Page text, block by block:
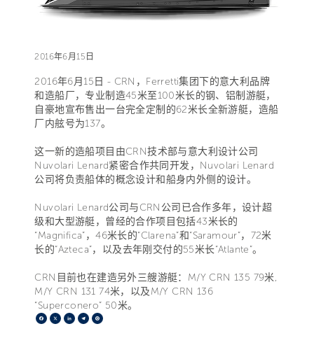
2016年6月15日
2016年6月15日 - CRN，Ferretti集团下的意大利品牌
和造船厂，专业制造45米至100米长的钢、铝制游艇，
自豪地宣布售出一台完全定制的62米长全新游艇，造船
厂内舷号为137。
这一新的造船项目由CRN技术部与意大利设计公司
Nuvolari Lenard紧密合作共同开发，Nuvolari Lenard
公司将负责船体的概念设计和船身内外侧的设计。
Nuvolari Lenard公司与CRN公司已合作多年，设计超
级和大型游艇，曾经的合作项目包括43米长的
“Magnifica”，46米长的“Clarena”和“Saramour”，72米
长的“Azteca”，以及去年刚交付的55米长“Atlante”。
CRN目前也在建造另外三艘游艇：M/Y CRN 135 79米,
M/Y CRN 131 74米，以及M/Y CRN 136
“Superconero” 50米。
Facebook
X LinkedIn
Telegram